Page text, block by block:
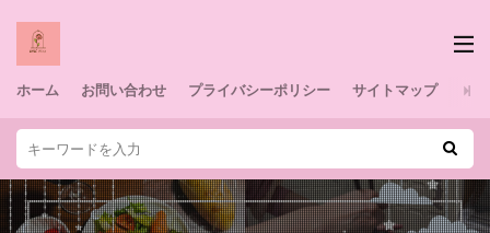
ホーム お問い合わせ プライバシーポリシー サイトマップ